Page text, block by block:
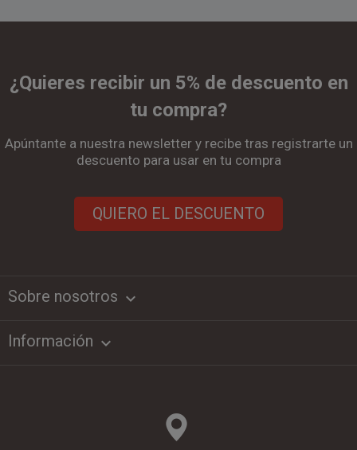
¿Quieres recibir un 5% de descuento en
tu compra?
Apúntante a nuestra newsletter y recibe tras registrarte un
descuento para usar en tu compra
QUIERO EL DESCUENTO
Sobre nosotros keyboard_arrow_down
Información 